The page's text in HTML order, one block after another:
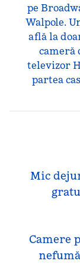
pe
Walpole.
află la
cameră
televizor
partea
Mic
Camere